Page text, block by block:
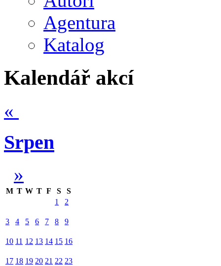
Agentura
Katalog
Kalendář akcí
«
Srpen
»
M T W T F S
S
1
2
3 4 5 6 7 8 9
10 11 12 13 14 15 16
17 18 19 20 21 22 23